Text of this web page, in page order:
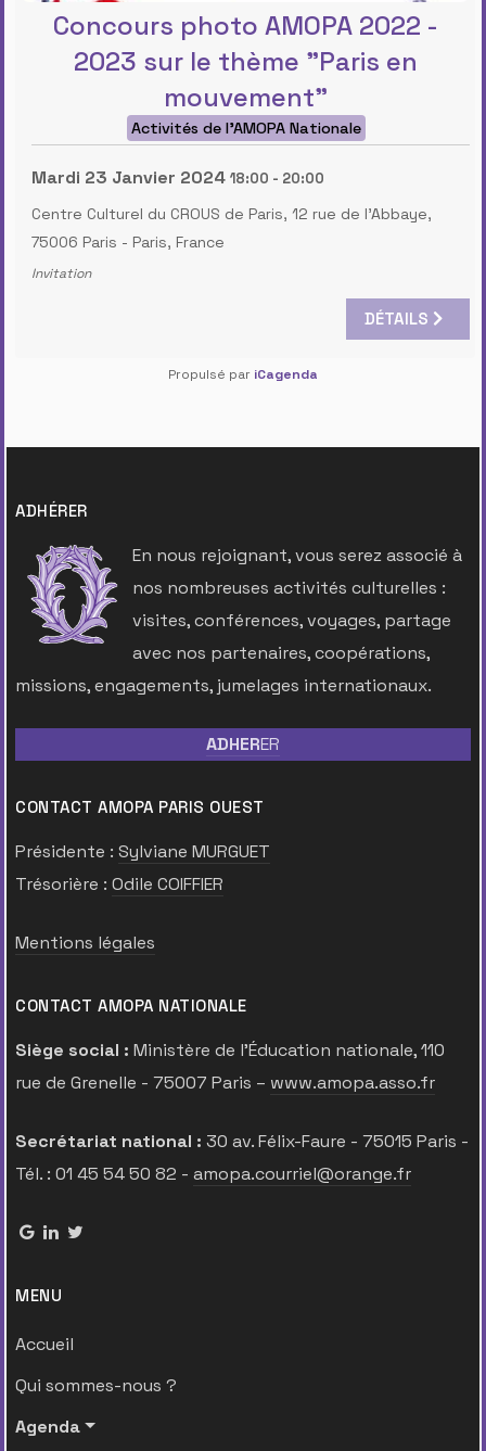
Concours photo AMOPA 2022 -
2023 sur le thème "Paris en
mouvement"
Activités de l'AMOPA Nationale
Mardi 23 Janvier 2024 18:00 - 20:00
Centre Culturel du CROUS de Paris, 12 rue de l'Abbaye,
75006 Paris - Paris, France
Invitation
DÉTAILS
Propulsé par iCagenda
ADHÉRER
En nous rejoignant, vous serez associé à
nos nombreuses activités culturelles :
visites, conférences, voyages, partage
avec nos partenaires, coopérations,
missions, engagements, jumelages internationaux.
ADHERER
CONTACT AMOPA PARIS OUEST
Présidente : Sylviane MURGUET
Trésorière : Odile COIFFIER
Mentions légales
CONTACT AMOPA NATIONALE
Siège social : Ministère de l’Éducation nationale, 110
rue de Grenelle - 75007 Paris – www.amopa.asso.fr
Secrétariat national : 30 av. Félix-Faure - 75015 Paris -
Tél. : 01 45 54 50 82 - amopa.courriel@orange.fr
MENU
Accueil
Qui sommes-nous ?
Agenda